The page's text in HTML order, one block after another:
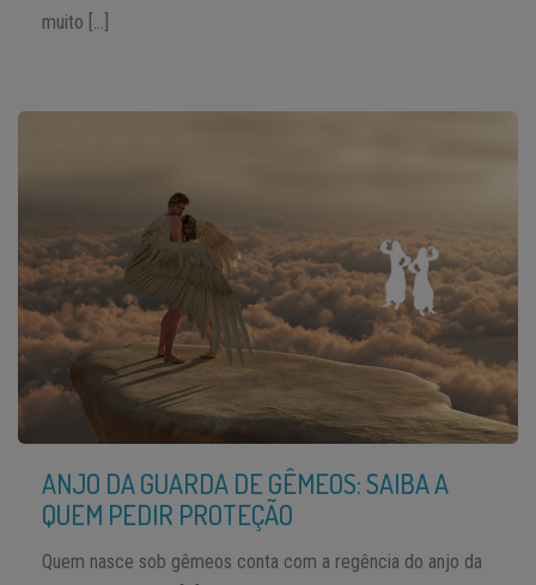
muito […]
ANJO DA GUARDA DE GÊMEOS: SAIBA A
QUEM PEDIR PROTEÇÃO
Quem nasce sob gêmeos conta com a regência do anjo da